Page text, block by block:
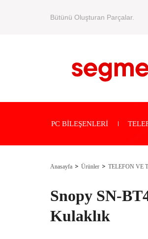
Bütünü Oluşturan Parçalar.
PC BİLEŞENLERİ
Anasayfa Ürünler TELEFON VE
Snopy SN-
Kulaklık